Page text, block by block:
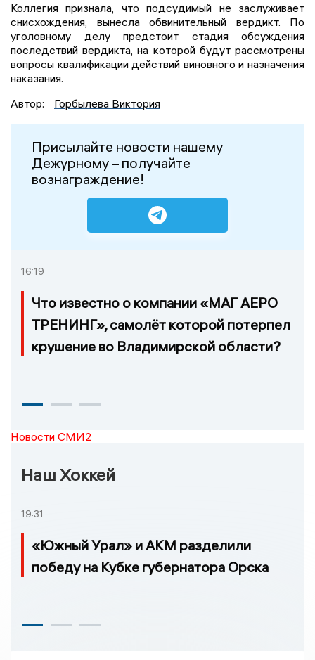
Коллегия признала, что подсудимый не заслуживает
снисхождения, вынесла обвинительный вердикт. По
уголовному делу предстоит стадия обсуждения
последствий вердикта, на которой будут рассмотрены
вопросы квалификации действий виновного и назначения
наказания.
Автор:
Горбылева Виктория
Присылайте новости нашему
Дежурному – получайте
вознаграждение!
16:19
Что известно о компании «МАГ АЕРО
ТРЕНИНГ», самолёт которой потерпел
крушение во Владимирской области?
Новости СМИ2
Наш Хоккей
19:31
«Южный Урал» и АКМ разделили
победу на Кубке губернатора Орска